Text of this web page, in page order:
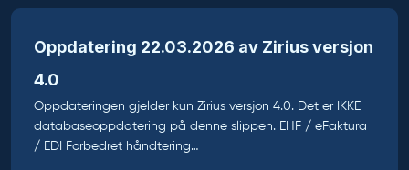
Oppdatering 22.03.2026 av Zirius versjon
4.0
Oppdateringen gjelder kun Zirius versjon 4.0. Det er IKKE
databaseoppdatering på denne slippen. EHF / eFaktura
/ EDI Forbedret håndtering…